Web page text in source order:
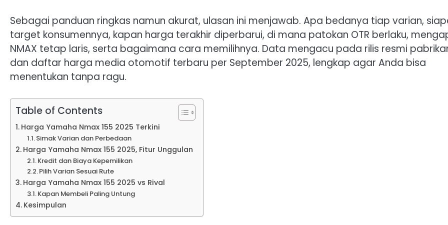
Sebagai panduan ringkas namun akurat, ulasan ini menjawab. Apa bedanya tiap varian,
target konsumennya, kapan harga terakhir diperbarui, di mana patokan OTR berlaku,
NMAX tetap laris, serta bagaimana cara memilihnya. Data mengacu pada rilis resmi
dan daftar harga media otomotif terbaru per September 2025, lengkap agar Anda bisa
menentukan tanpa ragu.
Table of Contents
Harga Yamaha Nmax 155 2025 Terkini
Simak Varian dan Perbedaan
Harga Yamaha Nmax 155 2025, Fitur Unggulan
Kredit dan Biaya Kepemilikan
Pilih Varian Sesuai Rute
Harga Yamaha Nmax 155 2025 vs Rival
Kapan Membeli Paling Untung
Kesimpulan